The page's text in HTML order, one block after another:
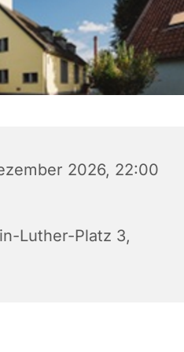
2026, 22:00
Luther-Platz 3,